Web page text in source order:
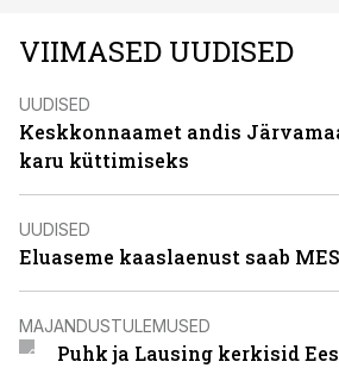
VIIMASED UUDISED
UUDISED
Keskkonnaamet andis
karu küttimiseks
UUDISED
Eluaseme kaaslaenust saab
MAJANDUSTULEMUSED
Puhk ja Lausing kerkisid